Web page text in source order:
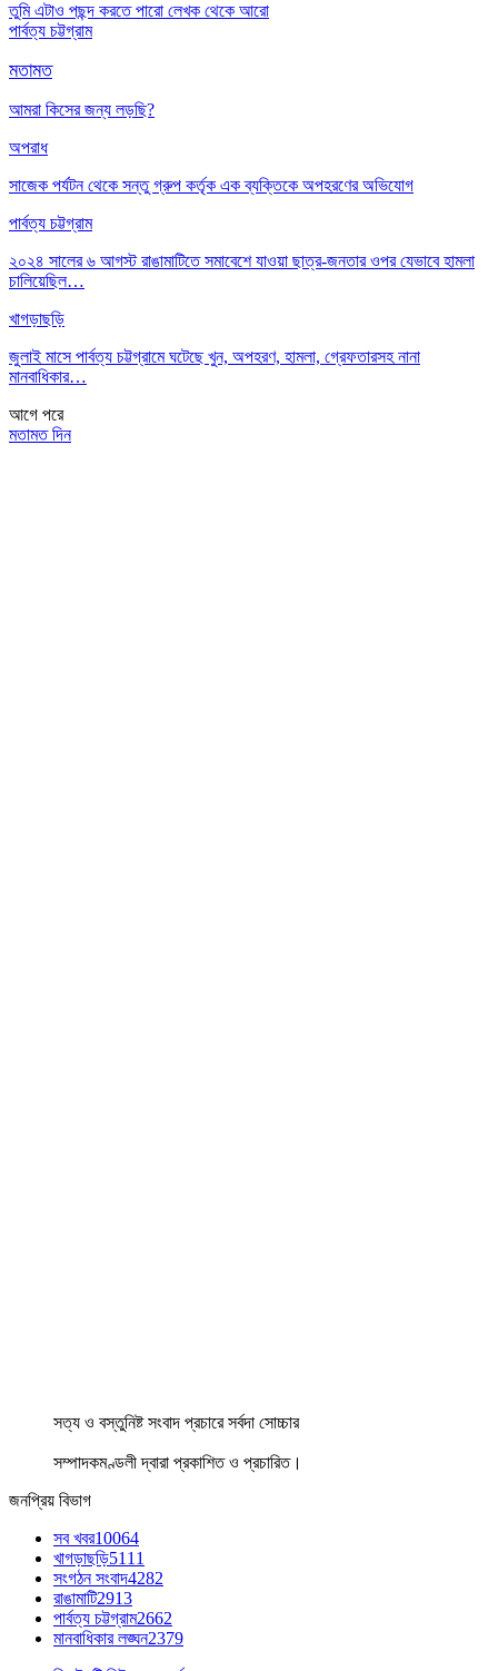
তুমি এটাও পছন্দ করতে পারো লেখক থেকে আরো
পার্বত্য চট্টগ্রাম
মতামত
আমরা কিসের জন্য লড়ছি?
অপরাধ
সাজেক পর্যটন থেকে সন্তু গ্রুপ কর্তৃক এক ব্যক্তিকে অপহরণের অভিযোগ
পার্বত্য চট্টগ্রাম
২০২৪ সালের ৬ আগস্ট রাঙামাটিতে সমাবেশে যাওয়া ছাত্র-জনতার ওপর যেভাবে হামলা
চালিয়েছিল…
খাগড়াছড়ি
জুলাই মাসে পার্বত্য চট্টগ্রামে ঘটেছে খুন, অপহরণ, হামলা, গ্রেফতারসহ নানা
মানবাধিকার…
আগে পরে
মতামত দিন
সত্য ও বস্তুনিষ্ট সংবাদ প্রচারে সর্বদা সোচ্চার
সম্পাদকমণ্ডলী দ্বারা প্রকাশিত ও প্রচারিত।
জনপ্রিয় বিভাগ
সব খবর10064
খাগড়াছড়ি5111
সংগঠন সংবাদ4282
রাঙামাটি2913
পার্বত্য চট্টগ্রাম2662
মানবাধিকার লঙ্ঘন2379